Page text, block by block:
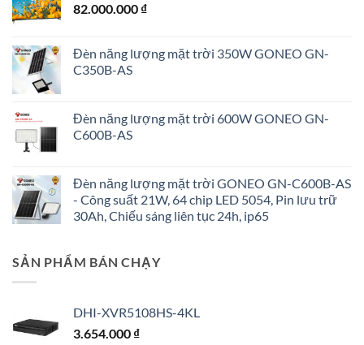
82.000.000 ₫
Đèn năng lượng mặt trời 350W GONEO GN-
C350B-AS
Đèn năng lượng mặt trời 600W GONEO GN-
C600B-AS
Đèn năng lượng mặt trời GONEO GN-C600B-AS
- Công suất 21W, 64 chip LED 5054, Pin lưu trữ
30Ah, Chiếu sáng liên tục 24h, ip65
SẢN PHẨM BÁN CHẠY
DHI-XVR5108HS-4KL
3.654.000 ₫